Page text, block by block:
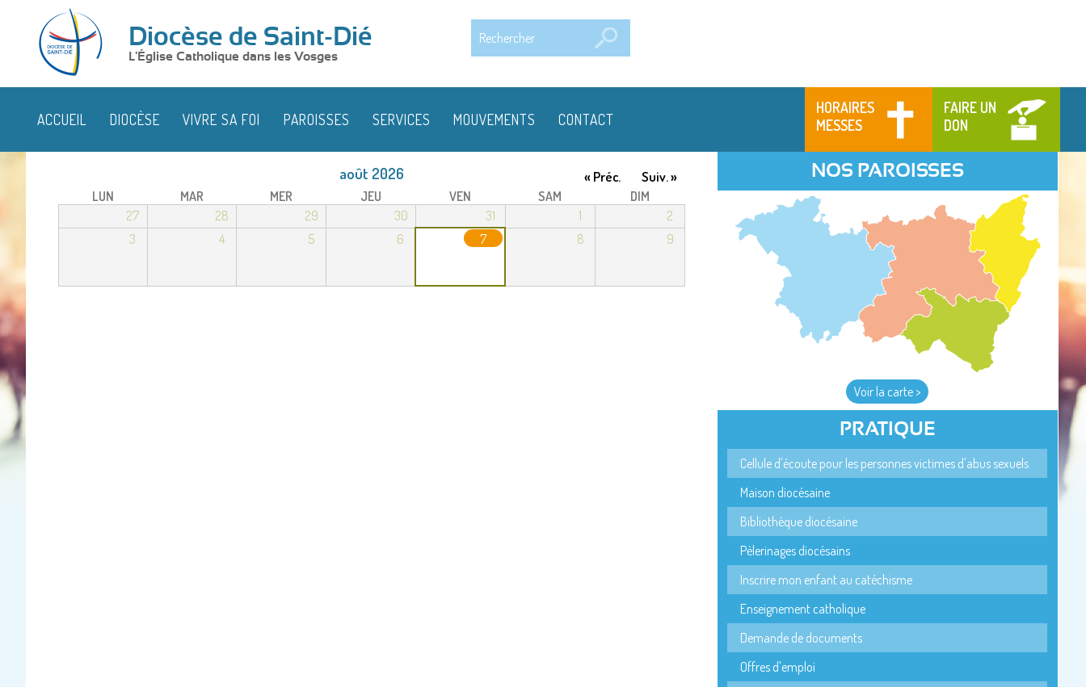
Diocèse de Saint-Dié
L'Église Catholique dans les Vosges
HORAIRES
MESSES
FAIRE UN
DON
ACCUEIL DIOCÈSE VIVRE SA FOI PAROISSES SERVICES MOUVEMENTS CONTACT
août 2026 « Préc. Suiv. »
LUN MAR MER JEU VEN SAM
DIM
27
28 29 30 31 1
2
3
4 5 6 7 8 9
NOS PAROISSES
Voir la carte >
PRATIQUE
Cellule d'écoute pour les personnes victimes d'abus sexuels
Maison diocésaine
Bibliothèque diocésaine
Pèlerinages diocésains
Inscrire mon enfant au catéchisme
Enseignement catholique
Demande de documents
Offres d'emploi